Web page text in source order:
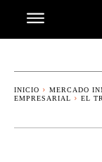
INICIO MERCADO
EMPRESARIAL
EL